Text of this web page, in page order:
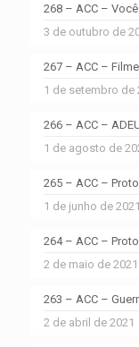
268 – ACC –
3 de outubro de
267 – ACC –
1 de setembro de
266 – ACC –
1 de agosto de
265 – ACC –
1 de junho de 2021
264 – ACC –
2 de maio de 2021
263 – ACC –
2 de abril de 2021